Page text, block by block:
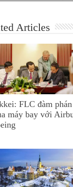
Articles
FLC đàm phán
máy bay với